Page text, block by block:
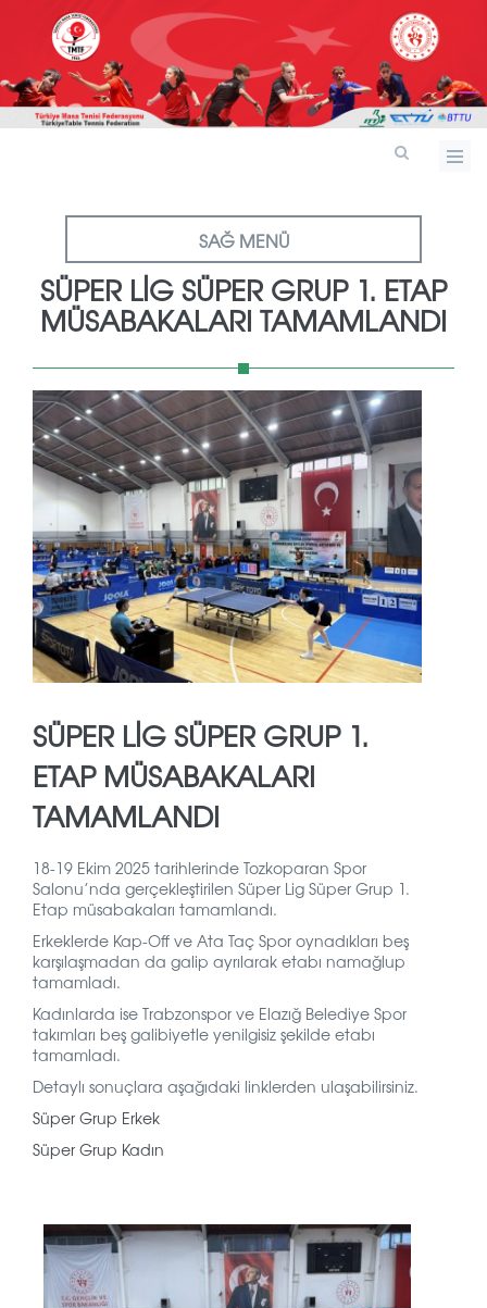
SAĞ MENÜ
SÜPER LIG SÜPER GRUP 1. ETAP
MÜSABAKALARI TAMAMLANDI
SÜPER LIG SÜPER GRUP 1.
ETAP MÜSABAKALARI
TAMAMLANDI
18-19 Ekim 2025 tarihlerinde Tozkoparan Spor
Salonu’nda gerçekleştirilen Süper Lig Süper Grup 1.
Etap müsabakaları tamamlandı.
Erkeklerde Kap-Off ve Ata Taç Spor oynadıkları beş
karşılaşmadan da galip ayrılarak etabı namağlup
tamamladı.
Kadınlarda ise Trabzonspor ve Elazığ Belediye Spor
takımları beş galibiyetle yenilgisiz şekilde etabı
tamamladı.
Detaylı sonuçlara aşağıdaki linklerden ulaşabilirsiniz.
Süper Grup Erkek
Süper Grup Kadın